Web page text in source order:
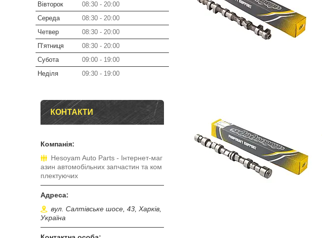
Вівторок
08:30
20:00
Середа
08:30
20:00
Четвер
08:30
20:00
Пʼятниця
08:30
20:00
Субота
09:00
19:00
Неділя
09:30 19:00
КОНТАКТИ
Hesoyam Auto Parts - Інтернет-маг
азин автомобільних запчастин та ком
плектуючих
вул. Салтівське шосе, 43, Харків,
Україна